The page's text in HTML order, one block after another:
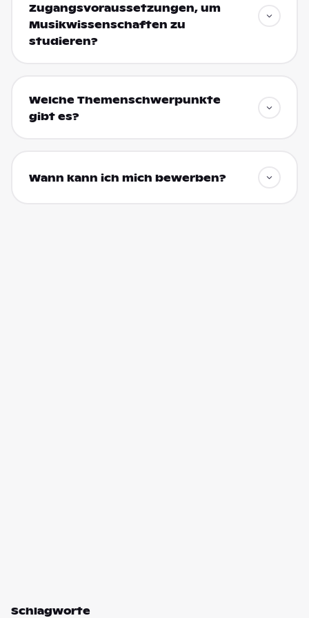
Zugangsvoraussetzungen, um
Musikwissenschaften zu
studieren?
Welche Themenschwerpunkte
gibt es?
Wann kann ich mich bewerben?
Schlagworte